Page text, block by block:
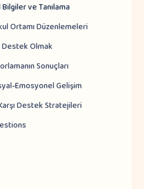
ve Tanılama
Ortamı Düzenlemeleri
Olmak
Sonuçları
Emosyonel Gelişim
Destek Stratejileri